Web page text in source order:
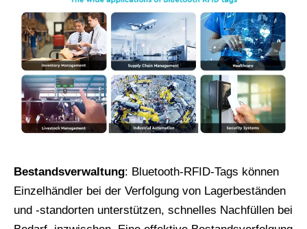
Bestandsverwaltung: Bluetooth-RFID-Tags können
Einzelhändler bei der Verfolgung von Lagerbeständen
und -standorten unterstützen, schnelles Nachfüllen bei